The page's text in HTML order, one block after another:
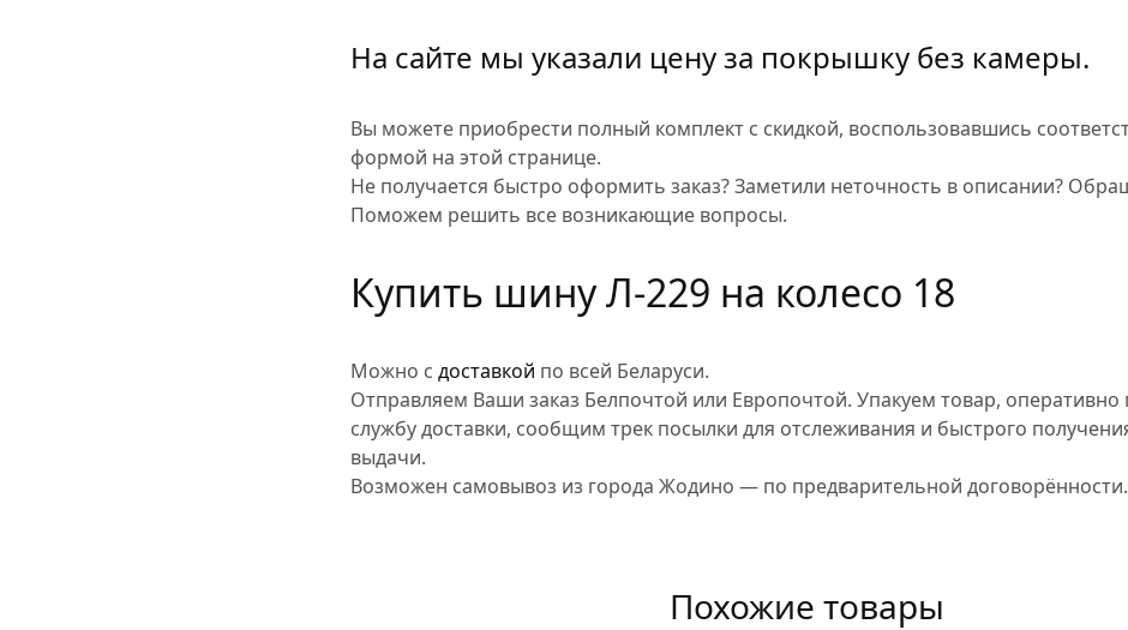
На сайте мы указали цену за покрышку без камеры.
Вы можете приобрести полный комплект с скидкой, воспользовавшись
формой на этой странице.
Не получается быстро оформить заказ? Заметили неточность в описании?
Поможем решить все возникающие вопросы.
Купить шину Л-229 на колесо 18
Можно с доставкой по всей Беларуси.
Отправляем Ваши заказ Белпочтой или Европочтой. Упакуем товар, оперативно
службу доставки, сообщим трек посылки для отслеживания и быстрого
выдачи.
Возможен самовывоз из города Жодино — по предварительной договорённости.
Похожие товары